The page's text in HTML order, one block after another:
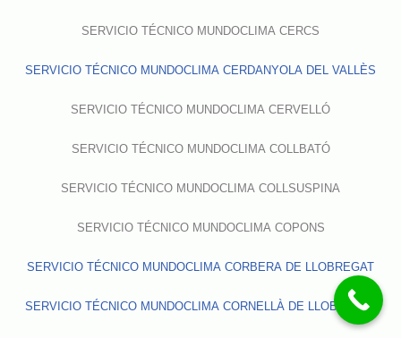
SERVICIO TÉCNICO MUNDOCLIMA CERCS
SERVICIO TÉCNICO MUNDOCLIMA CERDANYOLA DEL VALLÈS
SERVICIO TÉCNICO MUNDOCLIMA CERVELLÓ
SERVICIO TÉCNICO MUNDOCLIMA COLLBATÓ
SERVICIO TÉCNICO MUNDOCLIMA COLLSUSPINA
SERVICIO TÉCNICO MUNDOCLIMA COPONS
SERVICIO TÉCNICO MUNDOCLIMA CORBERA DE LLOBREGAT
SERVICIO TÉCNICO MUNDOCLIMA CORNELLÀ DE LLOBREGAT